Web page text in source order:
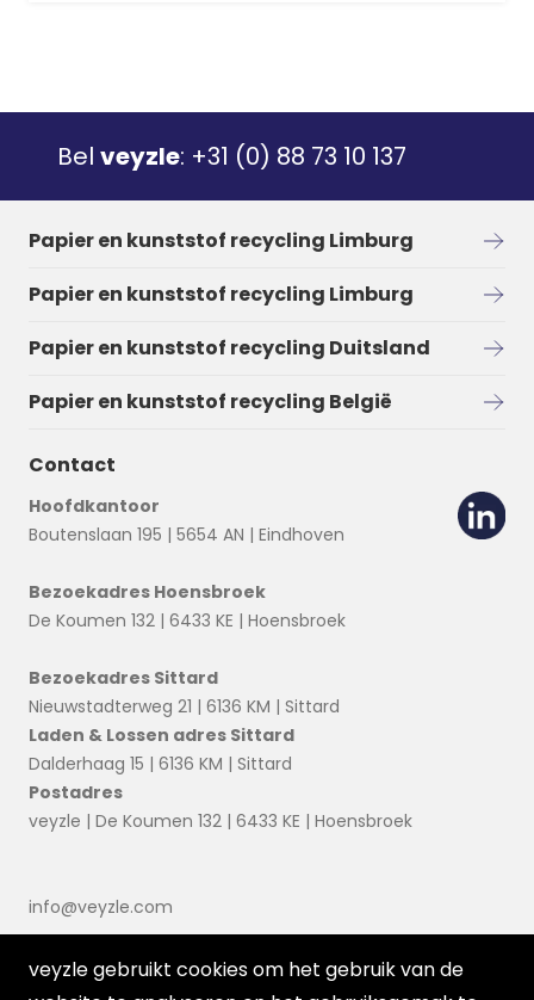
Bel veyzle: +31 (0) 88 73 10 137
Papier en kunststof recycling Limburg
Papier en kunststof recycling Limburg
Papier en kunststof recycling Duitsland
Papier en kunststof recycling België
Contact
Hoofdkantoor
Boutenslaan 195 | 5654 AN | Eindhoven
Bezoekadres Hoensbroek
De Koumen 132 | 6433 KE | Hoensbroek
Bezoekadres Sittard
Nieuwstadterweg 21 | 6136 KM | Sittard
Laden & Lossen adres Sittard
Dalderhaag 15 | 6136 KM | Sittard
Postadres
veyzle | De Koumen 132 | 6433 KE | Hoensbroek
info@veyzle.com
veyzle gebruikt cookies om het gebruik van de